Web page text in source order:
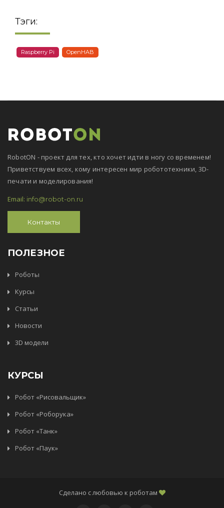
Тэги:
Raspberry Pi OpenHAB
RobotON - проект для тех, кто хочет идти в ногу со временем!
Приветствуем всех, кому интересен мир робототехники, 3D-
печати и моделирования!
Email: info@robot-on.ru
Контакты
ПОЛЕЗНОЕ
Роботы
Курсы
Статьи
Новости
3D модели
КУРСЫ
Робот «Рисовальщик»
Робот «Роборука»
Робот «Танк»
Робот «Паук»
Сделано с любовью к роботам